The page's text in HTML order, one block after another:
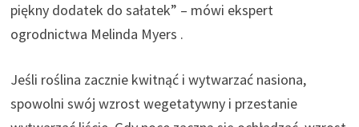
piękny dodatek do sałatek” – mówi ekspert
ogrodnictwa Melinda Myers .
Jeśli roślina zacznie kwitnąć i wytwarzać nasiona,
spowolni swój wzrost wegetatywny i przestanie